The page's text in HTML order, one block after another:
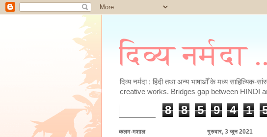
दिव्य नर्मदा
दिव्य नर्मदा : हिंदी तथा अन्य भाषाओँ के मध्य
creative works. Bridges gap between HINDI
8 8 5 9 4 1
गुरुवार, 3 जून 2021
कलम-मशाल